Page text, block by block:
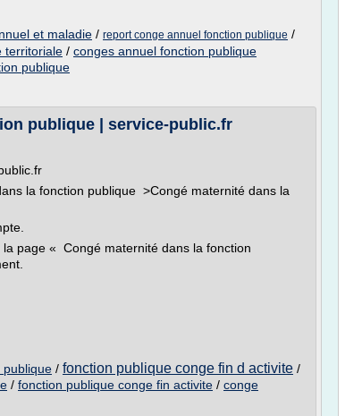
et maladie / report conge annuel fonction publique /
territoriale / conges annuel fonction publique
publique
publique | service-public.fr
la fonction publique >Congé maternité dans la
page « Congé maternité dans la fonction
publique / fonction publique conge fin d activite /
/ fonction publique conge fin activite / conge